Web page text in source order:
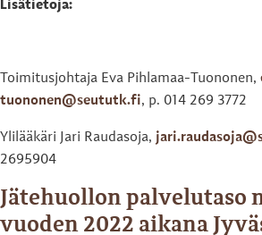
Lisätietoja:
Toimitusjohtaja Eva Pihlamaa-Tuononen,
tuononen@seututk.fi, p. 014 269 3772
Ylilääkäri Jari Raudasoja,
2695904
Jätehuollon palvelutaso
vuoden 2022 aikana